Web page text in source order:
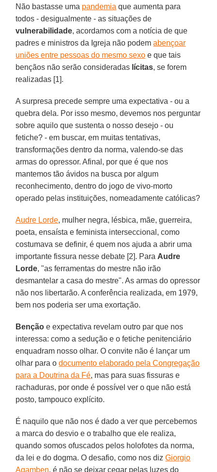
Não bastasse uma pandemia que aumenta para
todos - desigualmente - as situações de
vulnerabilidade, acordamos com a notícia de que
padres e ministros da Igreja não podemabençoar
uniões entre pessoas do mesmo sexo e que tais
bençãos não serão consideradas lícitas, se forem
realizadas [1].
A surpresa precede sempre uma expectativa - ou a
quebra dela. Por isso mesmo, devemos nos perguntar
sobre aquilo que sustenta o nosso desejo - ou
fetiche? - em buscar, em muitas tentativas,
transformações dentro da norma, valendo-se das
armas do opressor. Afinal, por que é que nos
mantemos tão ávidos na busca por algum
reconhecimento, dentro do jogo de vivo-morto
operado pelas instituições, nomeadamente católicas?
Audre Lorde, mulher negra, lésbica, mãe, guerreira,
poeta, ensaísta e feminista interseccional, como
costumava se definir, é quem nos ajuda a abrir uma
importante fissura nesse debate [2]. Para Audre
Lorde, "as ferramentas do mestre não irão
desmantelar a casa do mestre". As armas do opressor
não nos libertarão. A conferência realizada, em 1979,
bem nos poderia ser uma exortação.
Benção e expectativa revelam outro par que nos
interessa: como a sedução e o fetiche penitenciário
enquadram nosso olhar. O convite não é lançar um
olhar para odocumento elaborado pela Congregação
para a Doutrina da Fé, mas para suas fissuras e
rachaduras, por onde é possível ver o que não está
posto, tampouco explícito.
É naquilo que não nos é dado a ver que percebemos
a marca do desvio e o trabalho que ele realiza,
quando somos ofuscados pelos holofotes da norma,
da lei e do dogma. O desafio, como nos dizGiorgio
Agamben, é não se deixar cegar pelas luzes do